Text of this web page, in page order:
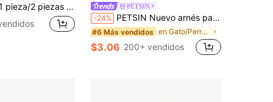
con tracción distribuida uniformemente para evitar el ahogamiento y la tos en el cuello, adecuado para Teddy pequeño, Pomerania, Caniche Mini y gatos lindos, a prueba de explosiones, fácil de poner con un solo clic, disponible en múltiples colores PETSIN
-24% PETSIN Nuevo arnés para perros de paso suave y ligero, correa de pecho de malla transpirable con reflectante, conveniente para pasear perros y gatos pequeños al aire libre
#6 Más vendidos en Gato/Perro Arneses para mascotas
$3.06 200+ vendidos